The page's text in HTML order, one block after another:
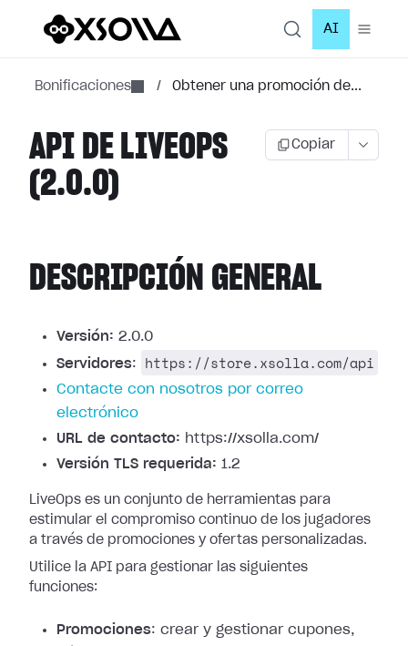
AI
Bonificaciones / Obtener una promoción de...
API DE LIVEOPS
(2.0.0)
Copiar
DESCRIPCIÓN GENERAL
Versión: 2.0.0
Servidores: https://store.xsolla.com/api
Contacte con nosotros por correo
electrónico
URL de contacto: https://xsolla.com/
Versión TLS requerida: 1.2
LiveOps es un conjunto de herramientas para
estimular el compromiso continuo de los jugadores
a través de promociones y ofertas personalizadas.
Utilice la API para gestionar las siguientes
funciones:
Promociones: crear y gestionar cupones,